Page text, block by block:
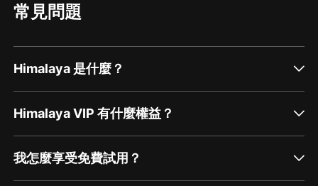
常見問題
Himalaya 是什麼？
Himalaya VIP 有什麼權益？
我怎麼享受免費試用？